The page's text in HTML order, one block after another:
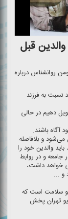
قبل
روانشناس درباره
نسبت به فرزند
دهیم در حالی
آگاه باشند.
و بلافاصله
والدین خود را
و در روابط
خواهد داشت،
و ...
و سلامت است كه
از ساعت۸:۰۰ الی ۸:۵۰ از رادیو تهران پخش